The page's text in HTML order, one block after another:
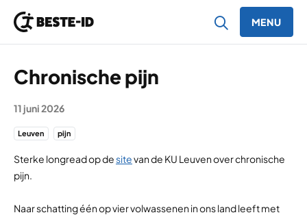
MENU
Chronische pijn
11 juni 2026
Leuven pijn
Sterke longread op de sitevan de KU Leuven over chronische
pijn.
Naar schatting één op vier volwassenen in ons land leeft met